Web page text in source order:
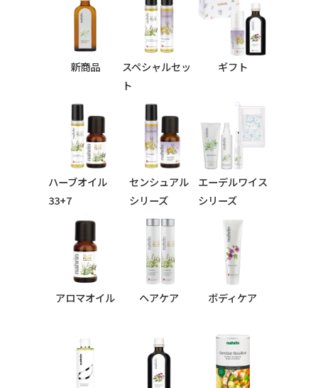
新商品
スペシャルセッ
ト
ギフト
ハーブオイル
33+7
シリーズ
センシュアル
シリーズ
エーデルワイス
シリーズ
アロマオイル ヘアケア ボディケア